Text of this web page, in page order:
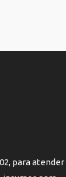
para atender